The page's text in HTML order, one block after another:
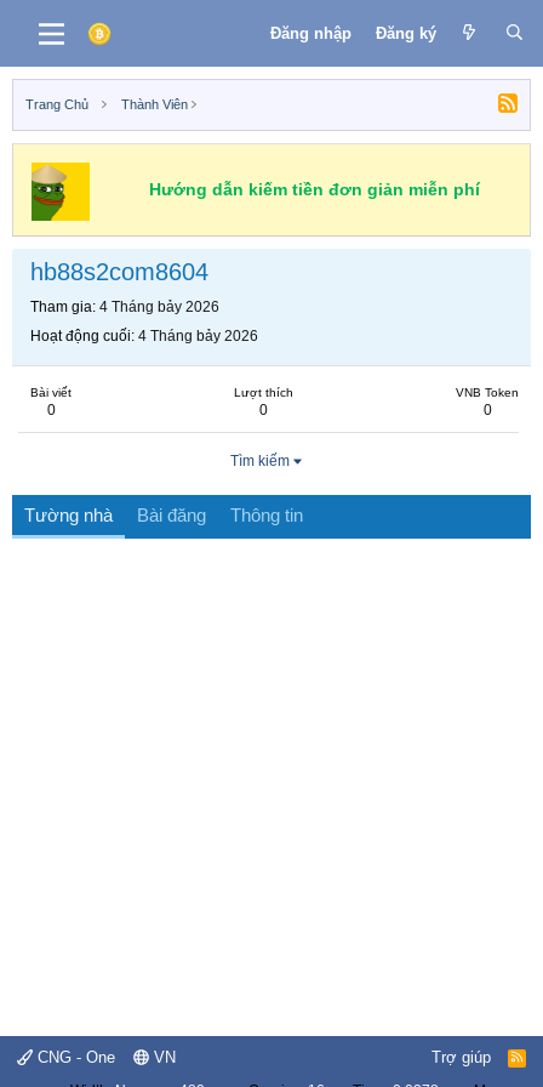
Đăng nhập Đăng ký
Trang Chủ Thành Viên
Hướng dẫn kiếm tiền đơn giản miễn phí
hb88s2com8604
Tham gia 4 Tháng bảy 2026
Hoạt động cuối 4 Tháng bảy 2026
Bài viết
0
Lượt thích
0
VNB Token
0
Tìm kiếm
Tường nhà Bài đăng Thông tin
CNG - One VN Trợ giúp
R